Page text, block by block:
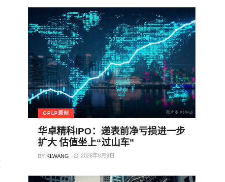
GPLP原创
华卓精科IPO：递表前净亏损进一步
扩大 估值坐上“过山车”
BY KLWANG 2026年8月9日